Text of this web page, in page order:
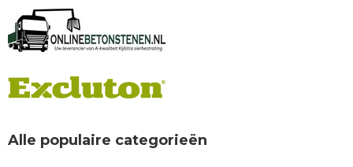
Alle populaire categorieën